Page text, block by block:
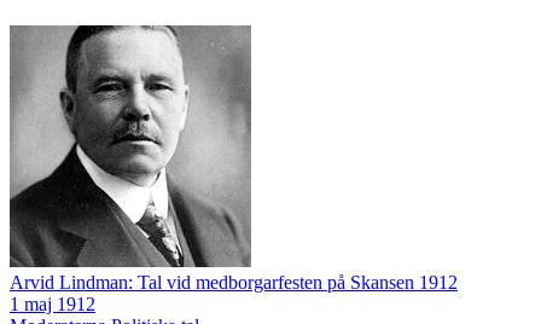
Arvid Lindman: Tal vid medborgarfesten på Skansen 1912
1 maj 1912